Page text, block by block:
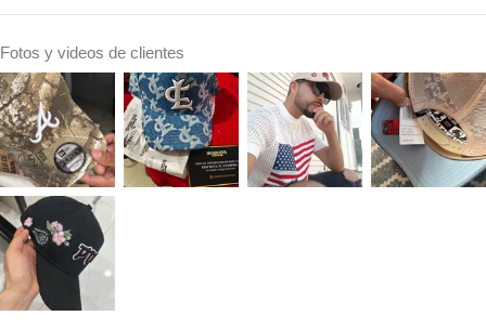
Fotos y videos de clientes